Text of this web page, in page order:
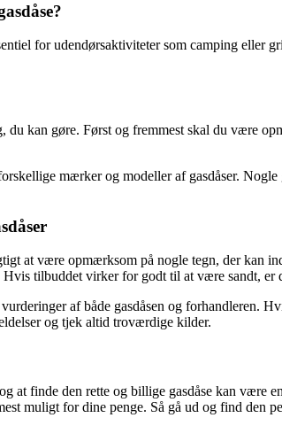
for udendørsaktiviteter som camping eller
du kan gøre. Først og fremmest skal du være
mærker og modeller af gasdåser.
at være opmærksom på nogle tegn, der kan
tilbuddet virker for godt til at være sandt, er
af både gasdåsen og forhandleren.
og tjek altid troværdige kilder.
at finde den rette og billige gasdåse kan
muligt for dine penge. Så gå ud og find den